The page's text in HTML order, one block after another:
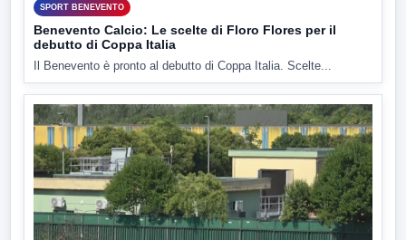
SPORT BENEVENTO
Benevento Calcio: Le scelte di Floro Flores per il
debutto di Coppa Italia
Il Benevento è pronto al debutto di Coppa Italia. Scelte...